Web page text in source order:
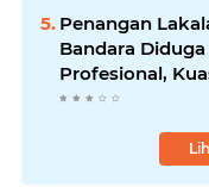
Penangan
Bandara Diduga
Profesional,
Adukan ke